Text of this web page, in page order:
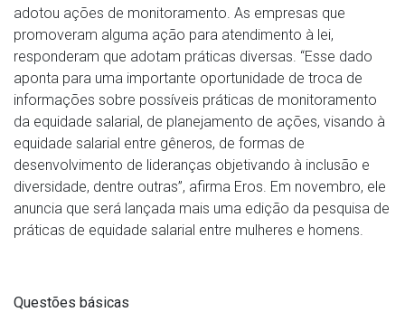
adotou ações de monitoramento. As empresas que
promoveram alguma ação para atendimento à lei,
responderam que adotam práticas diversas. “Esse dado
aponta para uma importante oportunidade de troca de
informações sobre possíveis práticas de monitoramento
da equidade salarial, de planejamento de ações, visando à
equidade salarial entre gêneros, de formas de
desenvolvimento de lideranças objetivando à inclusão e
diversidade, dentre outras”, afirma Eros. Em novembro, ele
anuncia que será lançada mais uma edição da pesquisa de
práticas de equidade salarial entre mulheres e homens.
Questões básicas